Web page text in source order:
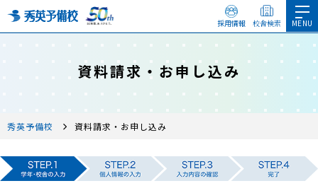
採用情報 校舎検索
資料請求・お申し込み
秀英予備校 資料請求・お申し込み